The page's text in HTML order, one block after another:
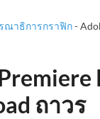
ณาธิการกราฟิก-
ถาวร